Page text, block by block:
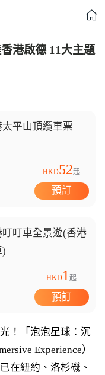
港啟德 11大主題
平山頂纜車票
HKD52起
預訂
叮車全景遊(香港
)
HKD1起
預訂
！「泡泡星球：沉
Experience）
在紐約、洛杉磯、